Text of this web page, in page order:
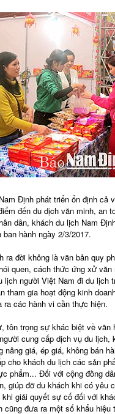
Định phát triển ổn định
đến du dịch văn minh, an
dân, khách du lịch Nam
hành ngày 2/3/2017.
đời không là văn bản quy
quen, cách thức ứng xử
người Việt Nam đi du lịch
tham gia hoạt động kinh
các hành vi cần thực hiện.
tôn trọng sự khác biệt về
cung cấp dịch vụ du
nâng giá, ép giá, không bán
cho khách du lịch các sản
phẩm... Đối với cộng đồng
giúp đỡ du khách khi có yêu
giải quyết sự cố đối với
cũng đưa ra một số khẩu